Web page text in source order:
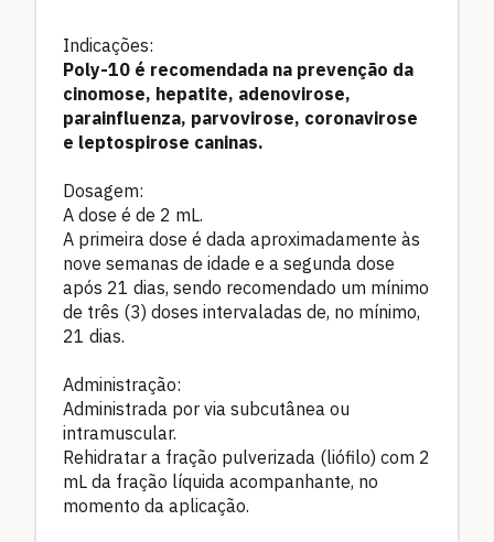
Indicações:
Poly-10 é recomendada na prevenção da
cinomose, hepatite, adenovirose,
parainfluenza, parvovirose, coronavirose
e leptospirose caninas.
Dosagem:
A dose é de 2 mL.
A primeira dose é dada aproximadamente às
nove semanas de idade e a segunda dose
após 21 dias, sendo recomendado um mínimo
de três (3) doses intervaladas de, no mínimo,
21 dias.
Administração:
Administrada por via subcutânea ou
intramuscular.
Rehidratar a fração pulverizada (liófilo) com 2
mL da fração líquida acompanhante, no
momento da aplicação.